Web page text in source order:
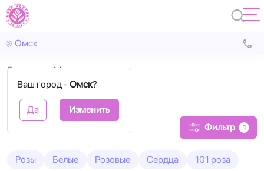
Омск
Ваш город - Омск?
Да Изменить
Главная Микс
Розы Микс
Фильтр 1
Розы Белые Розовые Сердца
101 роза